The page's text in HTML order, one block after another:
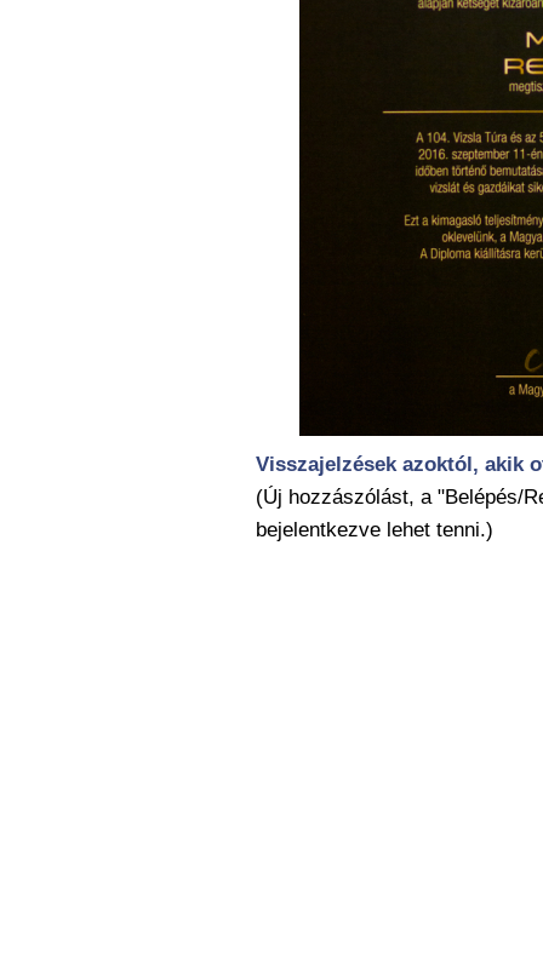
Visszajelzések azoktól, akik
(Új hozzászólást, a "Belépés/
bejelentkezve lehet tenni.)